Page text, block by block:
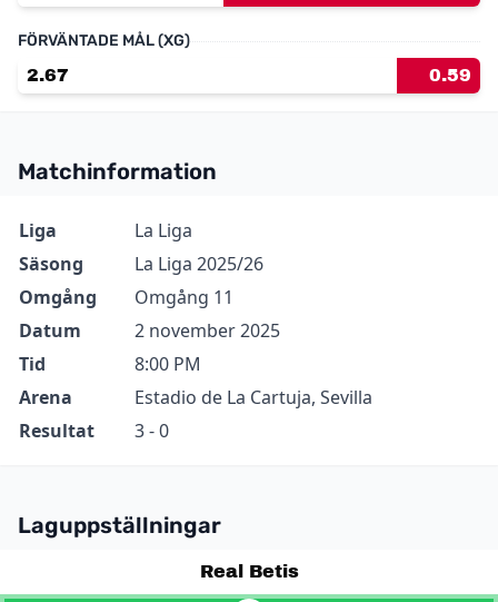
FÖRVÄNTADE MÅL (XG)
2.67
0.59
Matchinformation
Information Värde
Liga
La Liga
Säsong
La Liga 2025/26
Omgång
Omgång 11
Datum
2 november 2025
Tid
8:00 PM
Arena
Estadio de La Cartuja, Sevilla
Resultat
3 - 0
Laguppställningar
Real Betis